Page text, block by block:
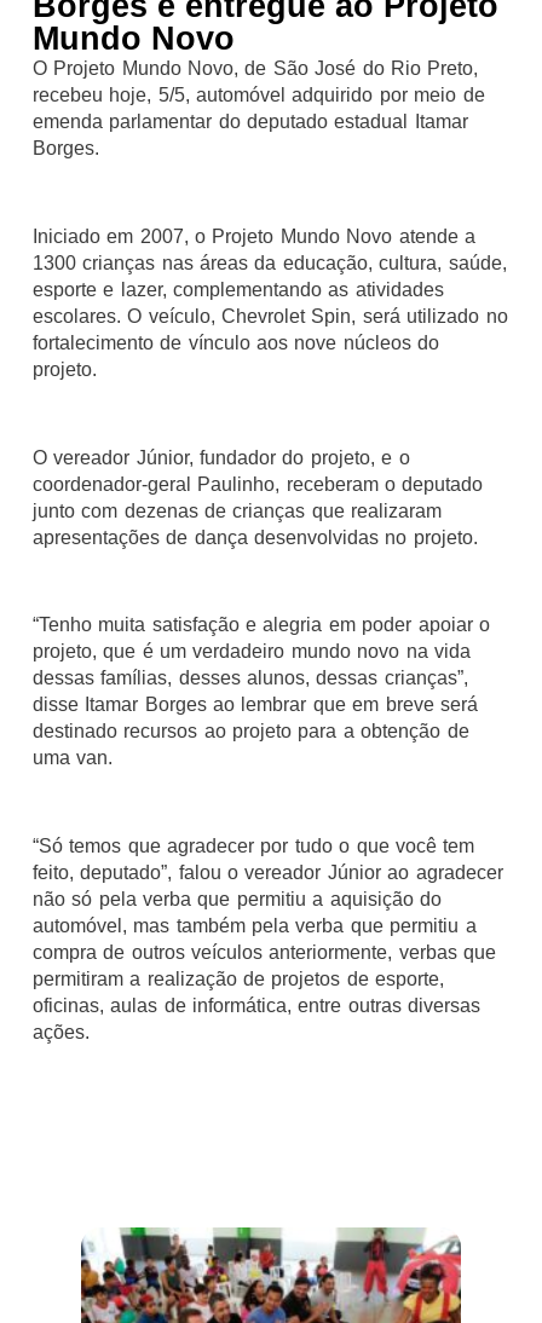
Mundo Novo
O Projeto Mundo Novo, de São José do Rio Preto,
recebeu hoje, 5/5, automóvel adquirido por meio de
emenda parlamentar do deputado estadual Itamar
Borges.
Iniciado em 2007, o Projeto Mundo Novo atende a
1300 crianças nas áreas da educação, cultura, saúde,
esporte e lazer, complementando as atividades
escolares. O veículo, Chevrolet Spin, será utilizado no
fortalecimento de vínculo aos nove núcleos do
projeto.
O vereador Júnior, fundador do projeto, e o
coordenador-geral Paulinho, receberam o deputado
junto com dezenas de crianças que realizaram
apresentações de dança desenvolvidas no projeto.
“Tenho muita satisfação e alegria em poder apoiar o
projeto, que é um verdadeiro mundo novo na vida
dessas famílias, desses alunos, dessas crianças”,
disse Itamar Borges ao lembrar que em breve será
destinado recursos ao projeto para a obtenção de
uma van.
“Só temos que agradecer por tudo o que você tem
feito, deputado”, falou o vereador Júnior ao agradecer
não só pela verba que permitiu a aquisição do
automóvel, mas também pela verba que permitiu a
compra de outros veículos anteriormente, verbas que
permitiram a realização de projetos de esporte,
oficinas, aulas de informática, entre outras diversas
ações.